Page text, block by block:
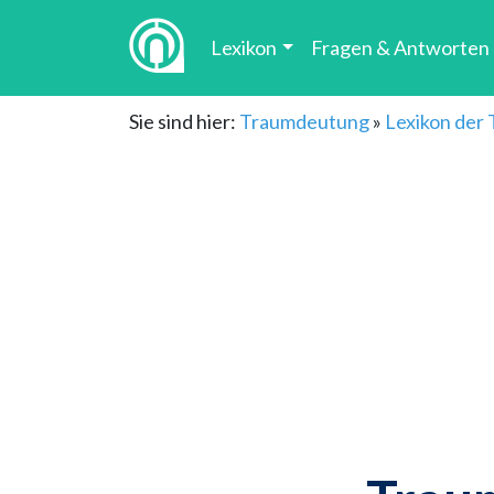
Lexikon Fragen & Antworten
Sie sind hier: Traumdeutung» Lexikon der